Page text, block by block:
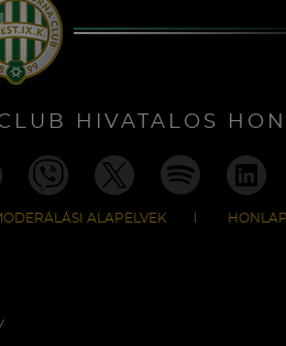
HIVATALOS
ALAPELVEK